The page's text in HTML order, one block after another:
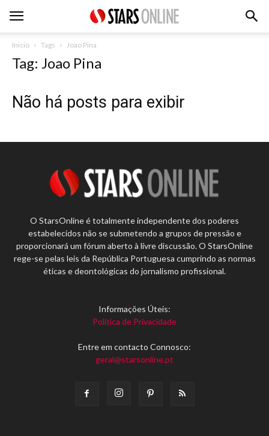
Inicio Tags Joao Pina
Tag: Joao Pina
Não há posts para exibir
O StarsOnline é totalmente independente dos poderes
estabelecidos não se submetendo a grupos de pressão e
proporcionará um fórum aberto à livre discussão. O StarsOnline
rege-se pelas leis da República Portuguesa cumprindo as normas
éticas e deontológicas do jornalismo profissional.
Informações Úteis:
Política de Privacidade
Entre em contacto Connosco:
geral@starsonline.pt